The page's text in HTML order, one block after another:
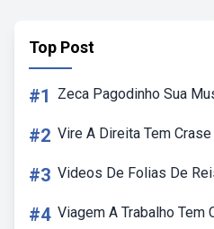
Top Post
#1 Zeca Pagodinho Sua
#2 Vire A Direita Tem Crase
#3 Videos De Folias De
#4 Viagem A Trabalho Tem